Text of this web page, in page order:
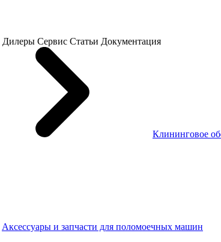
Дилеры Сервис Статьи Документация
Клининговое
Аксессуары и запчасти для поломоечных машин